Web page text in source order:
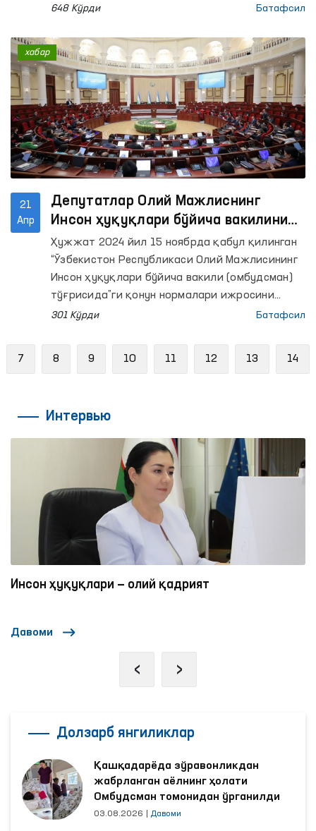
Шимичич ҳамда Дания Иммиграция хизмати
учрашди.
648 Кўрди Батафсил
21
Апр
Депутатлар Олий Мажлиснинг
Инсон ҳуқуқлари бўйича вакилининг
Омбудсман фаолиятини янада
самарали ташкил этишга
қаратилган қонунчилик таклифини
кўриб чиқмоқда.
Ҳужжат 2024 йил 15 ноябрда қабул қилинган
“Ўзбекистон Республикаси Олий Мажлисининг
Инсон ҳуқуқлари бўйича вакили (омбудсман)
тўғрисида”ги қонун нормалари ижросини
амалда самарали таъминлашга қаратилган.
301 Кўрди Батафсил
хабар
7 8 9 10 11 12 13 14
Интервью
Инсон ҳуқуқлари — олий қадрият
Давоми
‹ ›
Долзарб янгиликлар
Қашқадарёда зўравонликдан
жабрланган аёлнинг ҳолати
Омбудсман томонидан ўрганилди
03.08.2026 Давоми